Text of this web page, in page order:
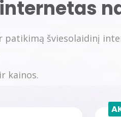
patikimą šviesolaidinį
kainos.